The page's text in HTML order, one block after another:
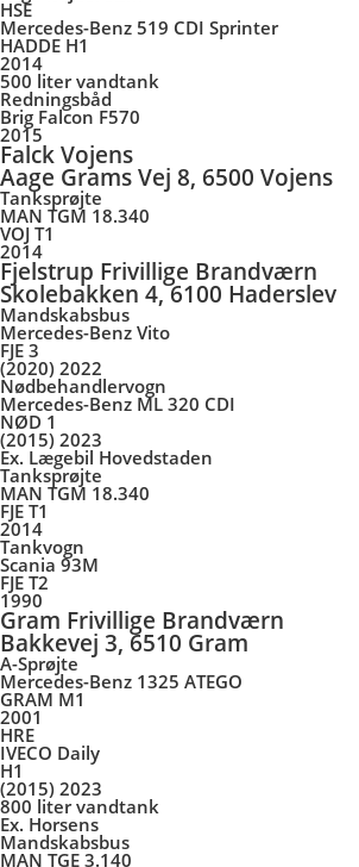
HSE
Mercedes-Benz 519 CDI Sprinter
HADDE H1
2014
500 liter vandtank
Redningsbåd
Brig Falcon F570
2015
Falck Vojens
Aage Grams Vej 8, 6500 Vojens
Tanksprøjte
MAN TGM 18.340
VOJ T1
2014
Fjelstrup Frivillige Brandværn
Skolebakken 4, 6100 Haderslev
Mandskabsbus
Mercedes-Benz Vito
FJE 3
(2020) 2022
Nødbehandlervogn
Mercedes-Benz ML 320 CDI
NØD 1
(2015) 2023
Ex. Lægebil Hovedstaden
Tanksprøjte
MAN TGM 18.340
FJE T1
2014
Tankvogn
Scania 93M
FJE T2
1990
Gram Frivillige Brandværn
Bakkevej 3, 6510 Gram
A-Sprøjte
Mercedes-Benz 1325 ATEGO
GRAM M1
2001
HRE
IVECO Daily
H1
(2015) 2023
800 liter vandtank
Ex. Horsens
Mandskabsbus
MAN TGE 3.140